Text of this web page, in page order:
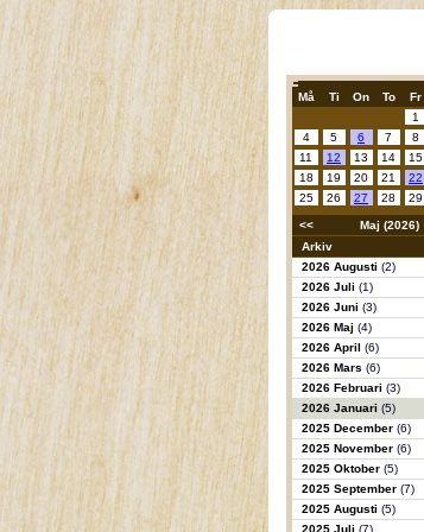
Må Ti On To Fr
1
4
5 6 7 8
11
12 13 14 15
18
19 20 21 22
25
26 27 28 29
<< Maj (2026)
Arkiv
2026 Augusti (2)
2026 Juli (1)
2026 Juni (3)
2026 Maj (4)
2026 April (6)
2026 Mars (6)
2026 Februari (3)
2026 Januari (5)
2025 December (6)
2025 November (6)
2025 Oktober (5)
2025 September (7)
2025 Augusti (5)
2025 Juli (7)